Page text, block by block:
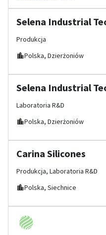
Selena Industrial
Produkcja
Polska, Dzierżoniów
Selena Industrial
Laboratoria R&D
Polska, Dzierżoniów
Carina Silicones
Produkcja, Laboratoria R&D
Polska, Siechnice